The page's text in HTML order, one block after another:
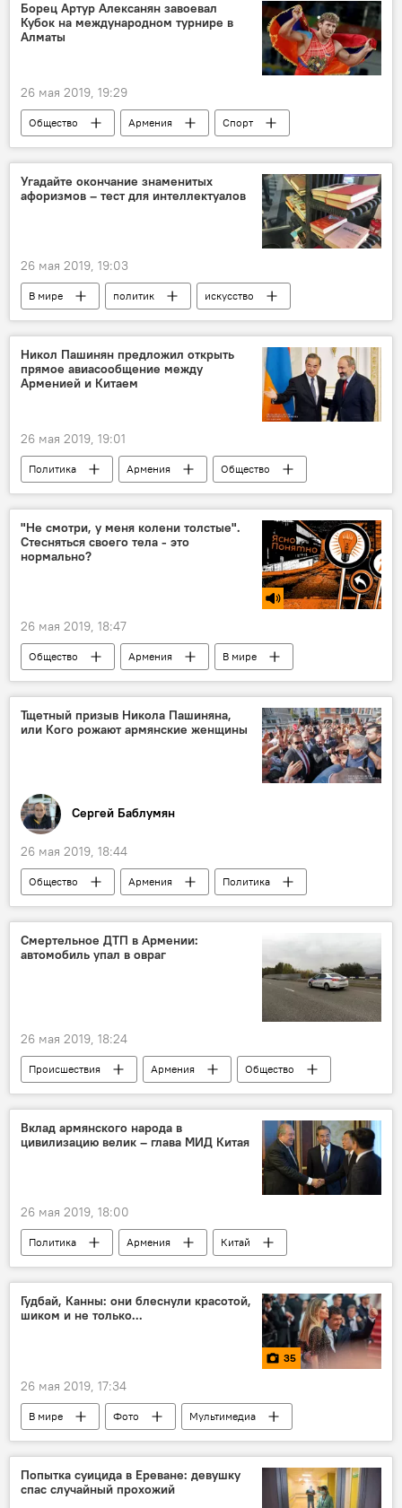
Борец Артур Алексанян завоевал
Кубок на международном турнире в
Алматы
26 мая 2019, 19:29
Общество Армения
Спорт
Артур Алексанян
кубок
турнир
Алматы
спортсмен
Угадайте окончание знаменитых
афоризмов – тест для интеллектуалов
26 мая 2019, 19:03
В мире политик
искусство
люди
тест
Никол Пашинян предложил открыть
прямое авиасообщение между
Арменией и Китаем
26 мая 2019, 19:01
Политика Армения
Общество
Пашинян Никол
Китай
Новости Армения
авиасообщение
"Не смотри, у меня колени толстые".
Стесняться своего тела - это
нормально?
26 мая 2019, 18:47
Общество Армения
В мире
тело
Подкасты РИА Голос
Тщетный призыв Никола Пашиняна,
или Кого рожают армянские женщины
Сергей Баблумян
26 мая 2019, 18:44
Общество Армения
Политика
Колумнисты
Пашинян Никол
революция
родина
Новости Армения
армяне
Смертельное ДТП в Армении:
автомобиль упал в овраг
26 мая 2019, 18:24
Происшествия Армения
Общество
автомобиль
Новости Армения
машина
дороги ДТП
Вклад армянского народа в
цивилизацию велик – глава МИД Китая
26 мая 2019, 18:00
Политика Армения
Китай
МИД
президент
Гудбай, Канны: они блеснули красотой,
шиком и не только...
35
26 мая 2019, 17:34
В мире Фото
Мультимедиа
закрытие
кинофестиваль
Попытка суицида в Ереване: девушку
спас случайный прохожий